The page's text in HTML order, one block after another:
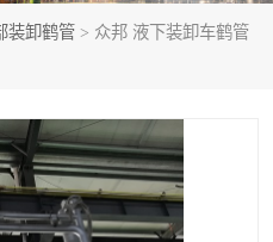
装卸鹤管 > 众邦 液下装卸车鹤管
活动梯栈台
装车鹤管